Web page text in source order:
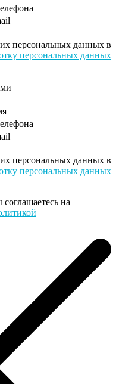
персональных данных в
персональных данных
персональных данных в
персональных данных
на